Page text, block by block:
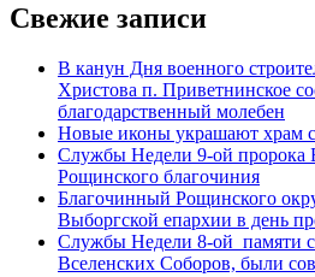
Свежие записи
В канун Дня военного
Христова п. Приветнинское
благодарственный молебен
Новые иконы украшают храм
Службы Недели 9-ой пророка
Рощинского благочиния
Благочинный Рощинского
Выборгской епархии в день
Службы Недели 8-ой памяти
Вселенских Соборов, были